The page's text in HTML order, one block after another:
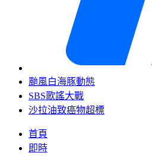
颱風白海豚動態
SBS歌謠大戰
沙拉油致癌物超標
首頁
即時